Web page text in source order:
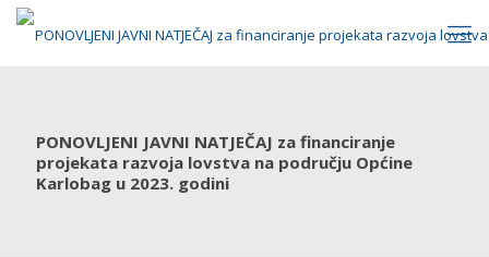
PONOVLJENI JAVNI NATJEČAJ za financiranje
projekata razvoja lovstva na području Općine
Karlobag u 2023. godini